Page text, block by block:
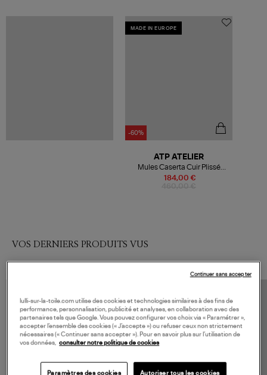
MADE IN EUROPE
-60%
184,00 €
ATP ATELIER
Mules Caserta Cuir Plissé
Beige
VOS DERNIERS PRODUITS VUS
lulli-sur-la-toile.com utilise des cookies et technologies similaires à des fins de
performance, personnalisation, publicité et analyses, en collaboration avec des
partenaires tels que Google. Vous pouvez configurer vos choix via « Paramétrer »,
accepter l’ensemble des cookies (« J’accepte ») ou refuser ceux non strictement
nécessaires (« Continuer sans accepter »). Pour en savoir plus sur l’utilisation de
vos données, consulter notre politique de cookies
Paramètres des cookies Autoriser tous les cookies
Continuer sans accepter